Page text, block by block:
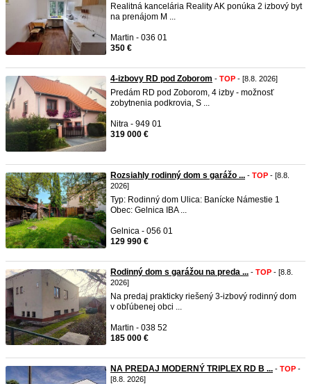
Realitná kancelária Reality AK ponúka 2 izbový byt
na prenájom M ...
Martin - 036 01
350 €
4-izbovy RD pod Zoborom - TOP - [8.8. 2026]
Predám RD pod Zoborom, 4 izby - možnosť
zobytnenia podkrovia, S ...
Nitra - 949 01
319 000 €
Rozsiahly rodinný dom s garážo ... - TOP - [8.8.
2026]
Typ: Rodinný dom Ulica: Banícke Námestie 1
Obec: Gelnica IBA ...
Gelnica - 056 01
129 990 €
Rodinný dom s garážou na preda ... - TOP - [8.8.
2026]
Na predaj prakticky riešený 3-izbový rodinný dom
v obľúbenej obci ...
Martin - 038 52
185 000 €
NA PREDAJ MODERNÝ TRIPLEX RD B ... - TOP -
[8.8. 2026]